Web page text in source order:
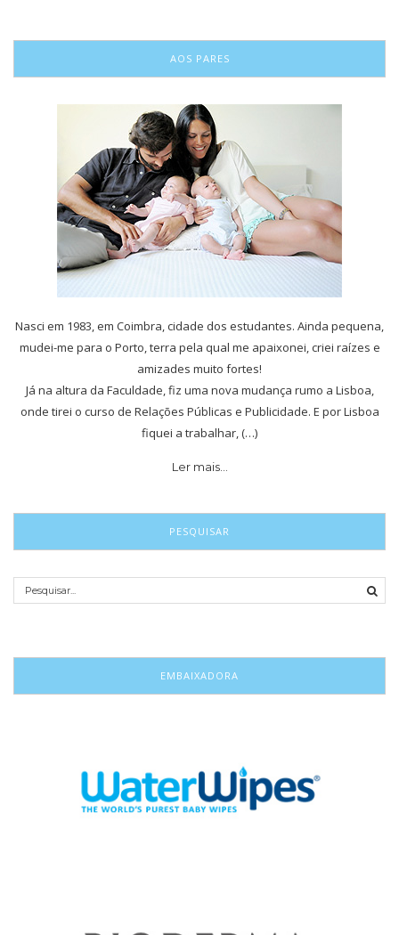
AOS PARES
Nasci em 1983, em Coimbra, cidade dos estudantes. Ainda pequena,
mudei-me para o Porto, terra pela qual me apaixonei, criei raízes e
amizades muito fortes!
Já na altura da Faculdade, fiz uma nova mudança rumo a Lisboa,
onde tirei o curso de Relações Públicas e Publicidade. E por Lisboa
fiquei a trabalhar, (…)
Ler mais…
PESQUISAR
EMBAIXADORA